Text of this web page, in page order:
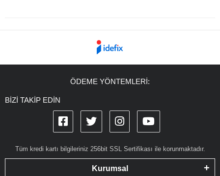
ÖDEME YÖNTEMLERİ:
BİZİ TAKİP EDİN
Tüm kredi kartı bilgileriniz 256bit SSL Sertifikası ile korunmaktadır.
Kurumsal